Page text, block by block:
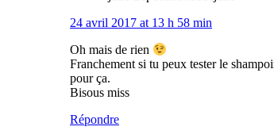
24 avril 2017 at 13 h 58 min
Oh mais de rien
Franchement si tu peux tester le
pour ça.
Bisous miss
Répondre